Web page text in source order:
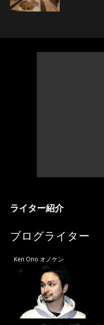
ライター紹介
ブログライター
Ken Ono オノケン